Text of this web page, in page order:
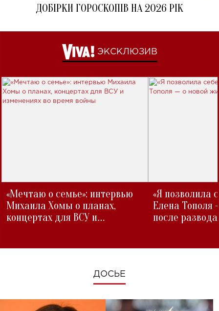
ДОБІРКИ ГОРОСКОПІВ НА 2026 РІК
ЭКСКЛЮЗИВ
«Мечтаю о семье»: интервью
Михаила Хомы о планах,
концертах для ВСУ и
«Я позволила
Елена Тополя
после развода
ДОСЬЕ